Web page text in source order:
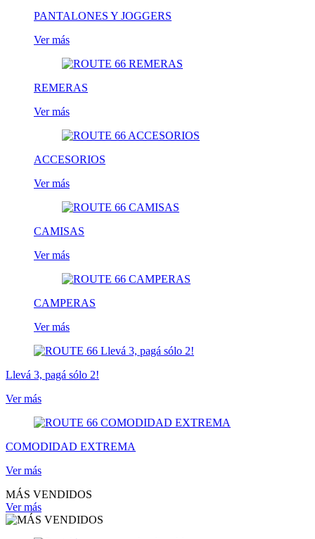
PANTALONES Y JOGGERS
Ver más
REMERAS
Ver más
ACCESORIOS
Ver más
CAMISAS
Ver más
CAMPERAS
Ver más
Llevá 3, pagá sólo 2!
Ver más
COMODIDAD EXTREMA
Ver más
MÁS VENDIDOS
Ver más